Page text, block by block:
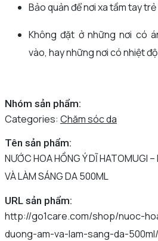
Bảo quản để nơi xa tầm tay
Không đặt ở những nơi có
vào, hay những nơi có nhiệt
Nhóm sản phẩm:
Categories: Chăm sóc da
Tên sản phẩm:
NƯỚC HOA HỒNG Ý DĨ HATOMUGI
VÀ LÀM SÁNG DA 500ML
URL sản phẩm:
http://go1care.com/shop/nuoc-
duong-am-va-lam-sang-da-500ml/